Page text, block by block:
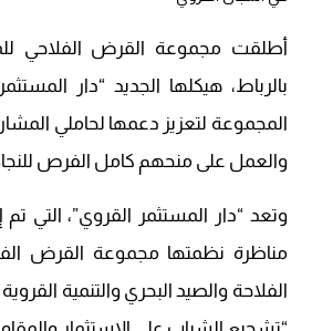
أطلقت مجموعة القرض الفلاحي
بالرباط، هيكلها الجديد “دار
المجموعة لتعزيز دعمها لحاملي
والعمل على منحهم كامل الفرص
وتعد “دار المستثمر القروي”، التي
مناظرة نظمتها مجموعة القرض
الفلاحة والصيد البحري والتنمية